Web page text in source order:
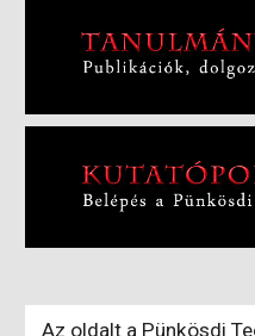
Az oldalt a Pünkösdi